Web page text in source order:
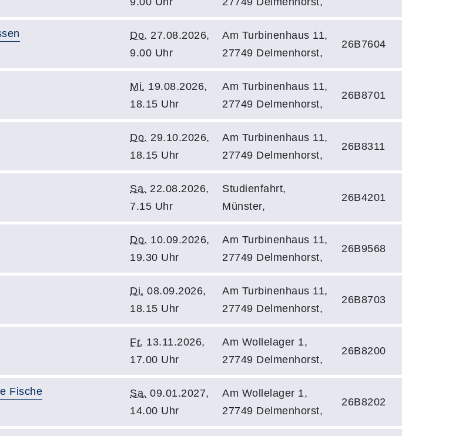
Do. 27.08.2026,
9.00 Uhr
Am Turbinenhaus 11,
27749 Delmenhorst,
26B7604
Mi. 19.08.2026,
18.15 Uhr
Am Turbinenhaus 11,
27749 Delmenhorst,
26B8701
Do. 29.10.2026,
18.15 Uhr
Am Turbinenhaus 11,
27749 Delmenhorst,
26B8311
Sa. 22.08.2026,
7.15 Uhr
Studienfahrt,
Münster,
26B4201
Do. 10.09.2026,
19.30 Uhr
Am Turbinenhaus 11,
27749 Delmenhorst,
26B9568
Di. 08.09.2026,
18.15 Uhr
Am Turbinenhaus 11,
27749 Delmenhorst,
26B8703
Fr. 13.11.2026,
17.00 Uhr
Am Wollelager 1,
27749 Delmenhorst,
26B8200
Fische Sa. 09.01.2027,
14.00 Uhr
Am Wollelager 1,
27749 Delmenhorst,
26B8202